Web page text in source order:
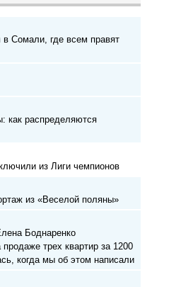
Сомали, где всем правят
как распределяются
из Лиги чемпионов
из «Веселой поляны»
Боднаренко
продаже трех квартир за 1200
когда мы об этом написали